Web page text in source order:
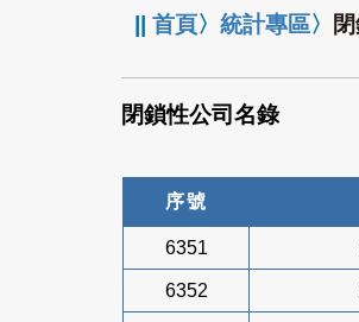
||首頁〉統計專區〉
閉鎖性公司名錄
序號
6351
6352